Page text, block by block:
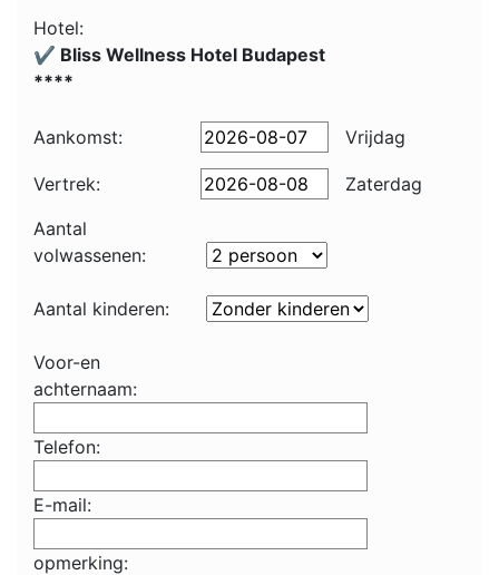
Hotel:
✔️ Bliss Wellness Hotel Budapest
****
Aankomst: Vrijdag
Vertrek:
Zaterdag
Aantal
volwassenen:
Aantal kinderen:
Voor-en
achternaam:
Telefon:
E-mail:
opmerking: